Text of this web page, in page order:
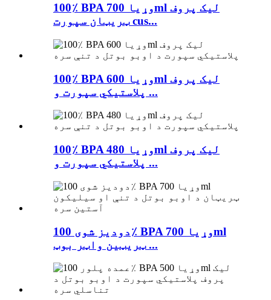
100٪ BPA وړیا 700ml لیک پروف
ټریټان سپورت cus...
100٪ BPA وړیا 600ml لیک پروف
پلاستيکي سپورت و ...
100٪ BPA وړیا 480ml لیک پروف
پلاستيکي سپورت و ...
دودیز شوی 100٪ BPA وړیا 700ml
ټریټین واټر بوټ ...